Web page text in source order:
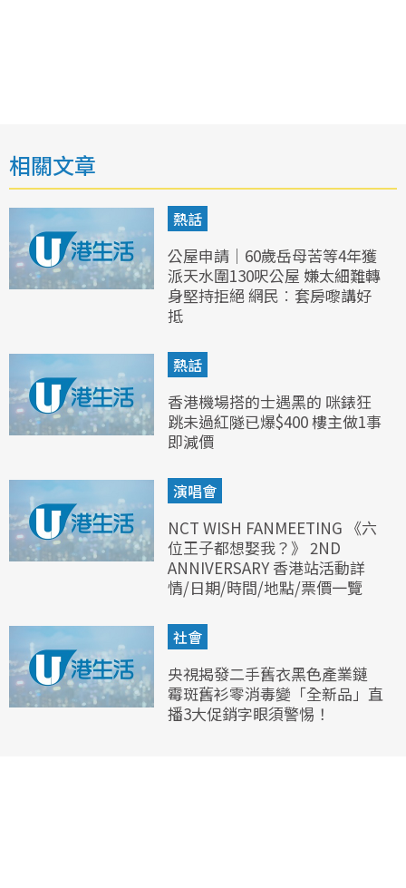
相關文章
熱話
公屋申請｜60歲岳母苦等4年獲
派天水圍130呎公屋 嫌太細難轉
身堅持拒絕 網民︰套房嚟講好
抵
熱話
香港機場搭的士遇黑的 咪錶狂
跳未過紅隧已爆$400 樓主做1事
即減價
演唱會
NCT WISH FANMEETING 《六
位王子都想娶我？》 2ND
ANNIVERSARY 香港站活動詳
情/日期/時間/地點/票價一覽
社會
央視揭發二手舊衣黑色產業鏈
霉斑舊衫零消毒變「全新品」直
播3大促銷字眼須警惕！